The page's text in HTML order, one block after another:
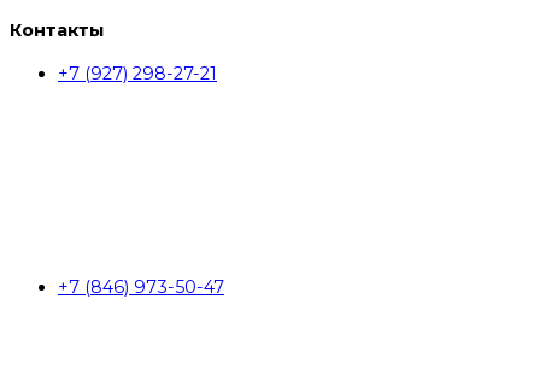
Контакты
+7 (927) 298-27-21
+7 (846) 973-50-47